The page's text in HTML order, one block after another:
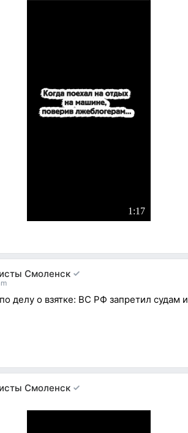
1:17
Смоленск
делу о взятке: ВС РФ запретил судам
Смоленск